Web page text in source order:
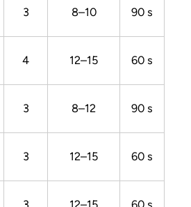
3 8–10 90 s
4 12–15 60 s
3 8–12 90 s
3 12–15 60 s
3 12–15 60 s